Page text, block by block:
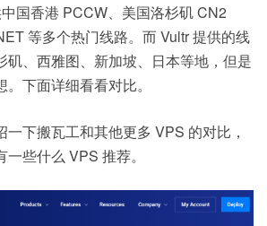
国香港 PCCW、美国洛杉矶 CN2
等多个热门线路。而 Vultr 提供的线
矶、西雅图、新加坡、日本等地，但是
下面详细看看对比。
下搬瓦工和其他更多 VPS 的对比，
些什么 VPS 推荐。